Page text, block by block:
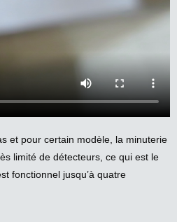
et pour certain modèle, la minuterie
limité de détecteurs, ce qui est le
fonctionnel jusqu’à quatre